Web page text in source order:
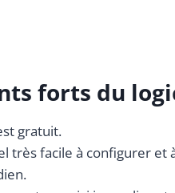
forts du
gratuit.
très facile à configurer et